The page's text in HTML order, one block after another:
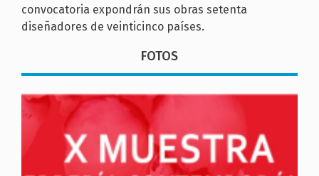
convocatoria expondrán sus obras setenta
diseñadores de veinticinco países.
FOTOS